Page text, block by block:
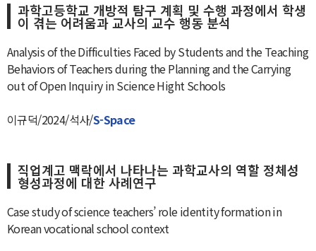
과학고등학교 개방적 탐구 계획 및 수행 과정에서 학생
이 겪는 어려움과 교사의 교수 행동 분석
Analysis of the Difficulties Faced by Students and the Teaching
Behaviors of Teachers during the Planning and the Carrying
out of Open Inquiry in Science Hight Schools
이규덕/2024/석사/S-Space
직업계고 맥락에서 나타나는 과학교사의 역할 정체성
형성과정에 대한 사례연구
Case study of science teachers’ role identity formation in
Korean vocational school context